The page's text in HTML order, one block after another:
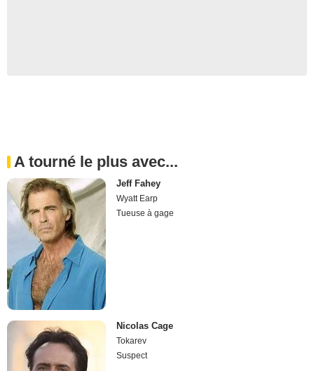
A tourné le plus avec...
Jeff Fahey
Wyatt Earp
Tueuse à gage
Nicolas Cage
Tokarev
Suspect